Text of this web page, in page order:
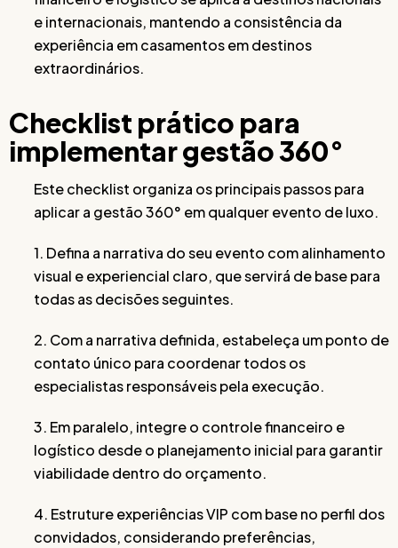
e internacionais, mantendo a consistência da
experiência em casamentos em destinos
extraordinários.
Checklist prático para
implementar gestão 360°
Este checklist organiza os principais passos para
aplicar a gestão 360° em qualquer evento de luxo.
1. Defina a narrativa do seu evento com alinhamento
visual e experiencial claro, que servirá de base para
todas as decisões seguintes.
2. Com a narrativa definida, estabeleça um ponto de
contato único para coordenar todos os
especialistas responsáveis pela execução.
3. Em paralelo, integre o controle financeiro e
logístico desde o planejamento inicial para garantir
viabilidade dentro do orçamento.
4. Estruture experiências VIP com base no perfil dos
convidados, considerando preferências,